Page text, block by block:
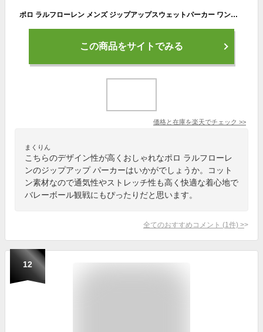
ポロ ラルフローレン メンズ ジップアップスウェットパーカー ワンポイント フーディー POLO Ralph Lauren Men's Cotton-Blend-Fleece Hoodie US 無地 売れ筋
この商品をサイトでみる
価格と在庫を楽天でチェック >>
まくりん
こちらのデザイン性が高くおしゃれなポロ ラルフローレ
ンのジップアップ パーカーはいかがでしょうか。コット
ン素材なので通気性やストレッチ性も高く快適な着心地で
バレーボール観戦にもぴったりだと思います。
全てのおすすめコメント (1 件) >
12